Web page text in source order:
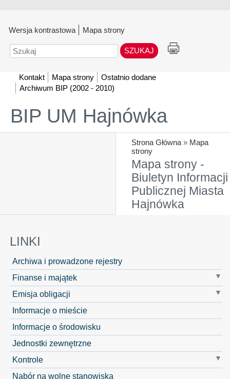
Wersja kontrastowa Mapa strony
Szukaj
Kontakt Mapa strony
Ostatnio dodane
Archiwum BIP (2002 - 2010)
BIP UM Hajnówka
Strona Główna » Mapa
strony
Mapa strony -
Biuletyn Informacji
Publicznej Miasta
Hajnówka
LINKI
Archiwa i prowadzone rejestry
Finanse i majątek
Emisja obligacji
Informacje o mieście
Informacje o środowisku
Jednostki zewnętrzne
Kontrole
Nabór na wolne stanowiska